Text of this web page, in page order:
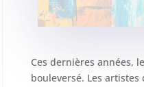
Ces dernières années,
bouleversé. Les artistes